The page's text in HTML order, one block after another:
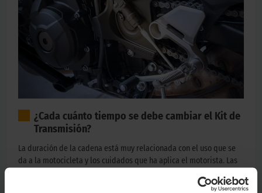
¿Cada cuánto tiempo se debe cambiar el Kit de
Transmisión?
La duración de la cadena está muy relacionada con el uso que se
da a la motocicleta y los cuidados que ha aplica el motorista. Las